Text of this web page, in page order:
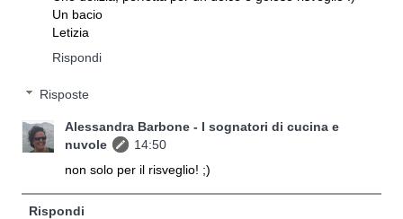
Un bacio
Letizia
Rispondi
Risposte
Alessandra Barbone - I sognatori di cucina e
nuvole
14:50
non solo per il risveglio! ;)
Rispondi